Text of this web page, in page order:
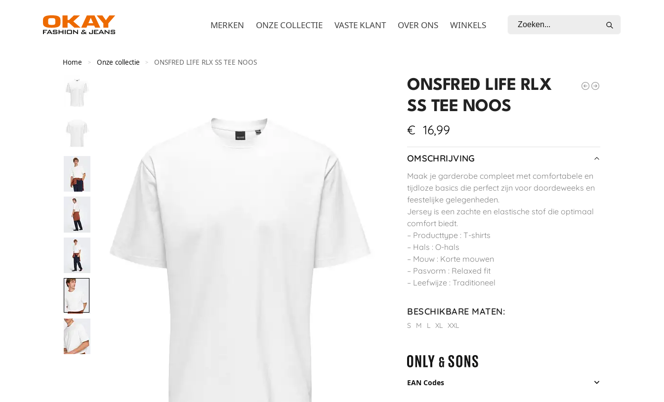
MERKEN ONZE COLLECTIE VASTE KLANT OVER ONS WINKELS
Home > Onze collectie > ONSFRED LIFE RLX SS TEE NOOS
ONSFRED LIFE RLX
SS TEE NOOS
€ 16,99
OMSCHRIJVING
Maak je garderobe compleet met comfortabele en
tijdloze basics die perfect zijn voor doordeweeks en
feestelijke gelegenheden.
Jersey is een zachte en elastische stof die optimaal
comfort biedt.
– Producttype : T-shirts
– Hals : O-hals
– Mouw : Korte mouwen
– Pasvorm : Relaxed fit
– Leefwijze : Traditioneel
BESCHIKBARE MATEN:
S M L XL XXL
EAN Codes